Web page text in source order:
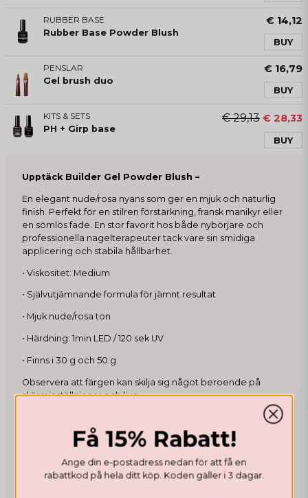
RUBBER BASE
Rubber Base Powder Blush
€ 14,12
BUY
PENSLAR
Gel brush duo
€ 16,79
BUY
KITS & SETS
PH + Girp base
€ 29,13 € 28,33
BUY
Upptäck Builder Gel Powder Blush –
En elegant nude/rosa nyans som ger en mjuk och naturlig
finish. Perfekt för en stilren förstärkning, fransk manikyr eller
en sömlös fade. En stor favorit hos både nybörjare och
professionella nagelterapeuter tack vare sin smidiga
applicering och stabila hållbarhet.
• Viskositet: Medium
• Självutjämnande formula för jämnt resultat
• Mjuk nude/rosa ton
• Härdning: 1min LED / 120 sek UV
• Finns i 30 g och 50 g
Observera att färgen kan skilja sig något beroende på
skärminställningar och ljus.
Recensioner
Cornelia
Få 15% Rabatt!
Ange din e-postadress nedan för att få en
rabattkod på hela ditt köp. Koden gäller i 3 dagar.